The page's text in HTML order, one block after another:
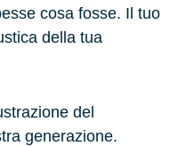
cosa fosse. Il tuo
della tua
del
generazione.